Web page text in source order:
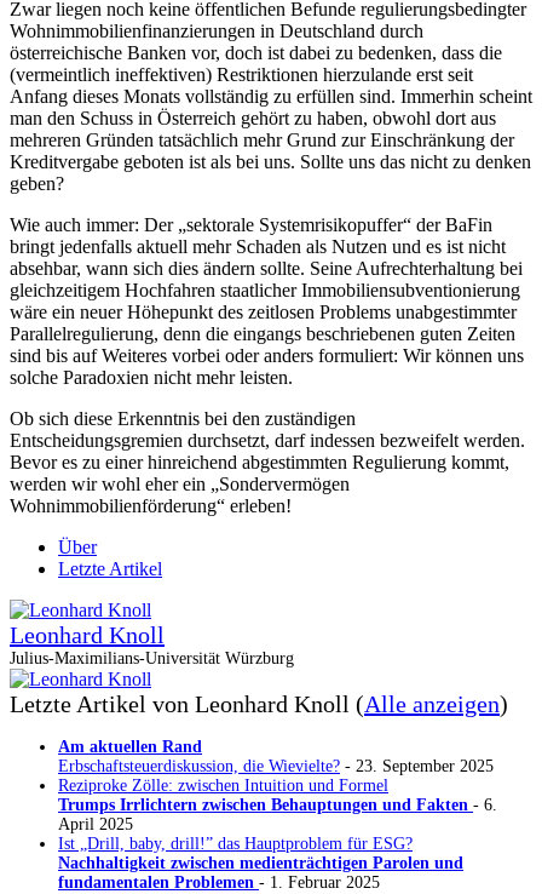
Zwar liegen noch keine öffentlichen Befunde regulierungsbedingter
Wohnimmobilienfinanzierungen in Deutschland durch
österreichische Banken vor, doch ist dabei zu bedenken, dass die
(vermeintlich ineffektiven) Restriktionen hierzulande erst seit
Anfang dieses Monats vollständig zu erfüllen sind. Immerhin scheint
man den Schuss in Österreich gehört zu haben, obwohl dort aus
mehreren Gründen tatsächlich mehr Grund zur Einschränkung der
Kreditvergabe geboten ist als bei uns. Sollte uns das nicht zu denken
geben?
Wie auch immer: Der „sektorale Systemrisikopuffer“ der BaFin
bringt jedenfalls aktuell mehr Schaden als Nutzen und es ist nicht
absehbar, wann sich dies ändern sollte. Seine Aufrechterhaltung bei
gleichzeitigem Hochfahren staatlicher Immobiliensubventionierung
wäre ein neuer Höhepunkt des zeitlosen Problems unabgestimmter
Parallelregulierung, denn die eingangs beschriebenen guten Zeiten
sind bis auf Weiteres vorbei oder anders formuliert: Wir können uns
solche Paradoxien nicht mehr leisten.
Ob sich diese Erkenntnis bei den zuständigen
Entscheidungsgremien durchsetzt, darf indessen bezweifelt werden.
Bevor es zu einer hinreichend abgestimmten Regulierung kommt,
werden wir wohl eher ein „Sondervermögen
Wohnimmobilienförderung“ erleben!
Über
Letzte Artikel
Leonhard Knoll
Julius-Maximilians-Universität Würzburg
Letzte Artikel von Leonhard Knoll (Alle anzeigen)
Am aktuellen Rand
Erbschaftsteuerdiskussion, die Wievielte? - 23. September 2025
Reziproke Zölle: zwischen Intuition und Formel
Trumps Irrlichtern zwischen Behauptungen und Fakten - 6.
April 2025
Ist „Drill, baby, drill!” das Hauptproblem für ESG?
Nachhaltigkeit zwischen medienträchtigen Parolen und
fundamentalen Problemen - 1. Februar 2025